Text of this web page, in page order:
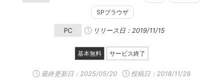
SPブラウザ
PC リリース日：2019/11/15
基本無料 サービス終了
最終更新日： 2025/05/20 投稿日：2018/11/28